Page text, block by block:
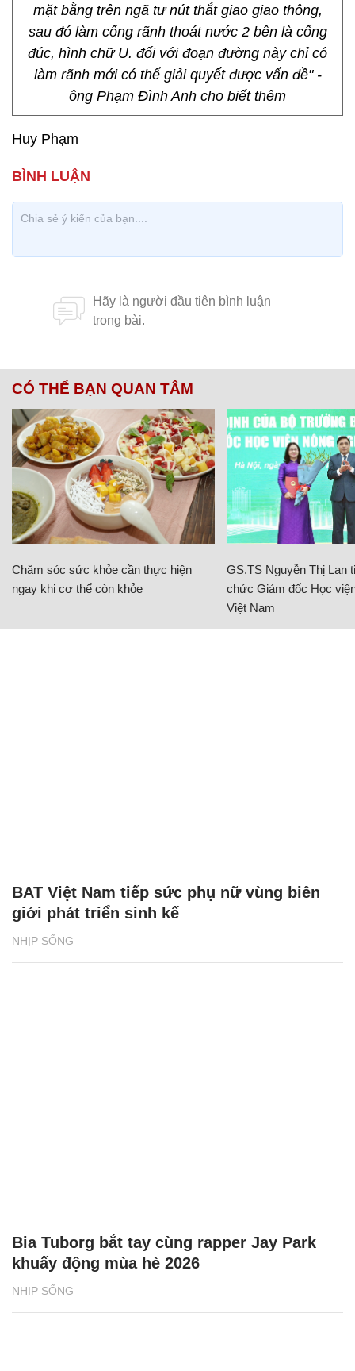
mặt bằng trên ngã tư nút thắt giao giao thông,
sau đó làm cống rãnh thoát nước 2 bên là cống
đúc, hình chữ U. đối với đoạn đường này chỉ có
làm rãnh mới có thể giải quyết được vấn đề" -
ông Phạm Đình Anh cho biết thêm
Huy Phạm
CÓ THỂ BẠN QUAN TÂM
Chăm sóc sức khỏe cần thực hiện
ngay khi cơ thể còn khỏe
GS.TS Nguyễn Thị Lan
chức Giám đốc Học
Việt Nam
NHỊP SỐNG
BAT Việt Nam tiếp sức phụ nữ vùng biên
giới phát triển sinh kế
NHỊP SỐNG
Bia Tuborg bắt tay cùng rapper Jay Park
khuấy động mùa hè 2026